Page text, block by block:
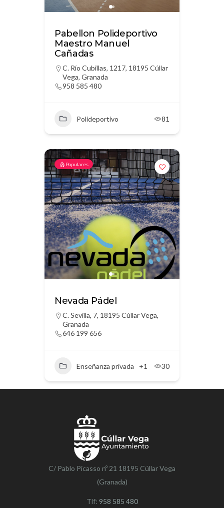
Pabellon Polideportivo
Maestro Manuel
Cañadas
C. Río Cubillas, 1217, 18195 Cúllar
Vega, Granada
958 585 480
Polideportivo 81
Populares
Nevada Pádel
C. Sevilla, 7, 18195 Cúllar Vega,
Granada
646 199 656
Enseñanza privada +1 30
C/ Pablo Picasso nº 21 18195 Cúllar Vega
(Granada)
Tlf: 958 585 480